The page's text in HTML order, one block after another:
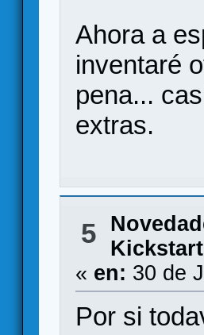
Ahora a
inventaré
pena...
extras.
5
« en: 30 de
Por si